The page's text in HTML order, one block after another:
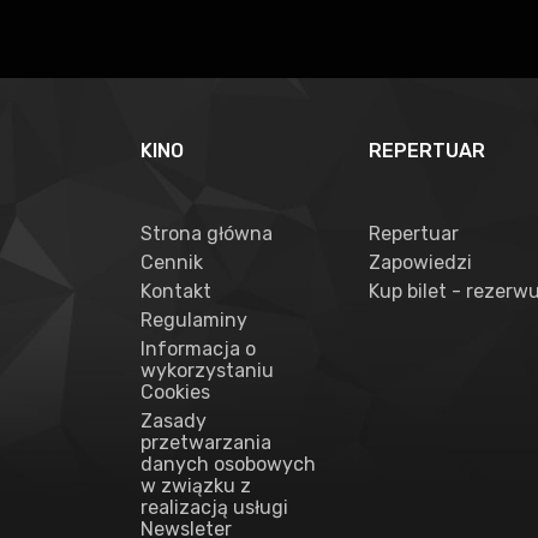
KINO
Strona główna
Cennik
Kontakt
Regulaminy
Informacja o
wykorzystaniu
Cookies
Zasady
przetwarzania
danych osobowych
w związku z
realizacją usługi
Newsleter
REPERTUAR
Repertuar
Zapowiedzi
Kup bilet -